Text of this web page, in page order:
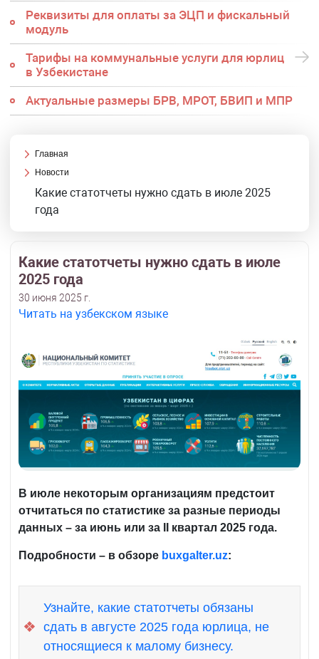
Реквизиты для оплаты за ЭЦП и фискальный
модуль
Тарифы на коммунальные услуги для юрлиц
в Узбекистане
Актуальные размеры БРВ, МРОТ, БВИП и МПР
Главная
Новости
Какие статотчеты нужно сдать в июле 2025
года
Какие статотчеты нужно сдать в июле
2025 года
30 июня 2025 г.
Читать на узбекском языке
В июле некоторым организациям предстоит
отчитаться по статистике за разные периоды
данных – за июнь или за I
квартал 2025 года.
Подробности – в обзоре buxgalter.uz:
❖
Узнайте, какие статотчеты обязаны
сдать в августе 2025 года юрлица, не
относящиеся к малому бизнесу.